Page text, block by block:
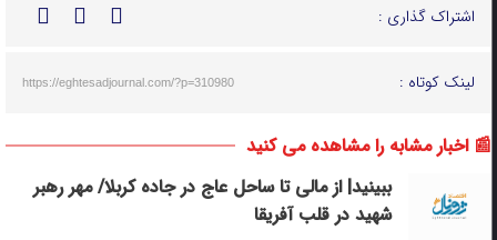
اشتراک گذاری :
لینک کوتاه : https://eghtesadjournal.com/?p=310980
📰 اخبار مشابه را مشاهده می کنید
ببینید| از مالی تا ساحل عاج در جاده کربلا/ مهر رهبر
شهید در قلب آفریقا